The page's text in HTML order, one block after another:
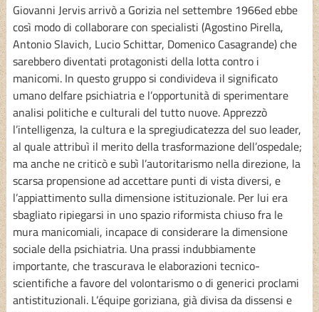
Giovanni Jervis arrivò a Gorizia nel settembre 1966ed ebbe
così modo di collaborare con specialisti (Agostino Pirella,
Antonio Slavich, Lucio Schittar, Domenico Casagrande) che
sarebbero diventati protagonisti della lotta contro i
manicomi. In questo gruppo si condivideva il significato
umano delfare psichiatria e l’opportunità di sperimentare
analisi politiche e culturali del tutto nuove. Apprezzò
l’intelligenza, la cultura e la spregiudicatezza del suo leader,
al quale attribuì il merito della trasformazione dell’ospedale;
ma anche ne criticò e subì l’autoritarismo nella direzione, la
scarsa propensione ad accettare punti di vista diversi, e
l’appiattimento sulla dimensione istituzionale. Per lui era
sbagliato ripiegarsi in uno spazio riformista chiuso fra le
mura manicomiali, incapace di considerare la dimensione
sociale della psichiatria. Una prassi indubbiamente
importante, che trascurava le elaborazioni tecnico-
scientifiche a favore del volontarismo o di generici proclami
antistituzionali. L’équipe goriziana, già divisa da dissensi e